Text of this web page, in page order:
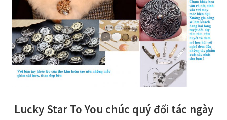
Lucky Star To You chúc quý đối tác ngày